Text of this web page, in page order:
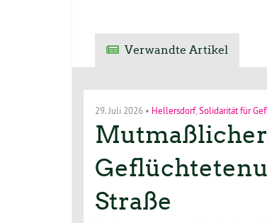
Verwandte Artikel
29. Juli 2026 • Hellersdorf, Solidarität für
Mutmaßlicher
Straße